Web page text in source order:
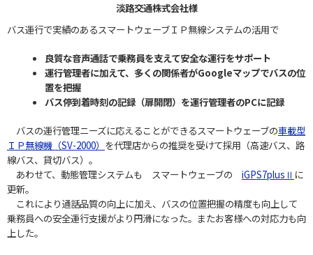
淡路交通株式会社様
バス運行で実績のあるスマートウェーブＩＰ無線システムの活用で
良質な音声通話で乗務員を支えて安全な運行をサポート
運行管理者に加えて、多くの関係者がGoogleマップでバスの位
置を把握
バス停到着時刻の記録（扉開閉）を運行管理者のPCに記録
バスの運行管理ニーズに応えることができるスマートウェーブの車載型
ＩＰ無線機（SV-2000） を代理店からの推奨を受けて採用（高速バス、路
線バス、貸切バス）。
あわせて、動態管理システムも スマートウェーブの iGPS7plusⅡ に
更新。
これにより通話品質の向上に加え、バスの位置把握の精度も向上して
乗務員への安全運行支援がより円滑になった。またお客様への対応力も向
上した。